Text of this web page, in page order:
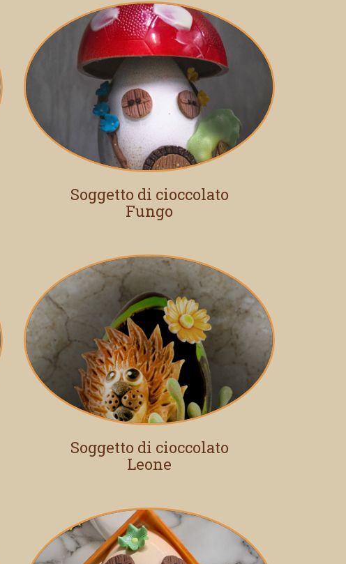
Soggetto di cioccolato
Fungo
Soggetto di cioccolato
Leone